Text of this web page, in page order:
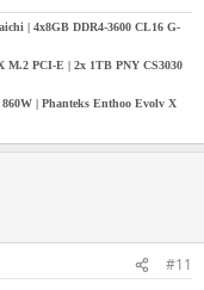
| 4x8GB DDR4-3600 CL16 G-
PCI-E | 2x 1TB PNY CS3030
| Phanteks Enthoo Evolv X
#11